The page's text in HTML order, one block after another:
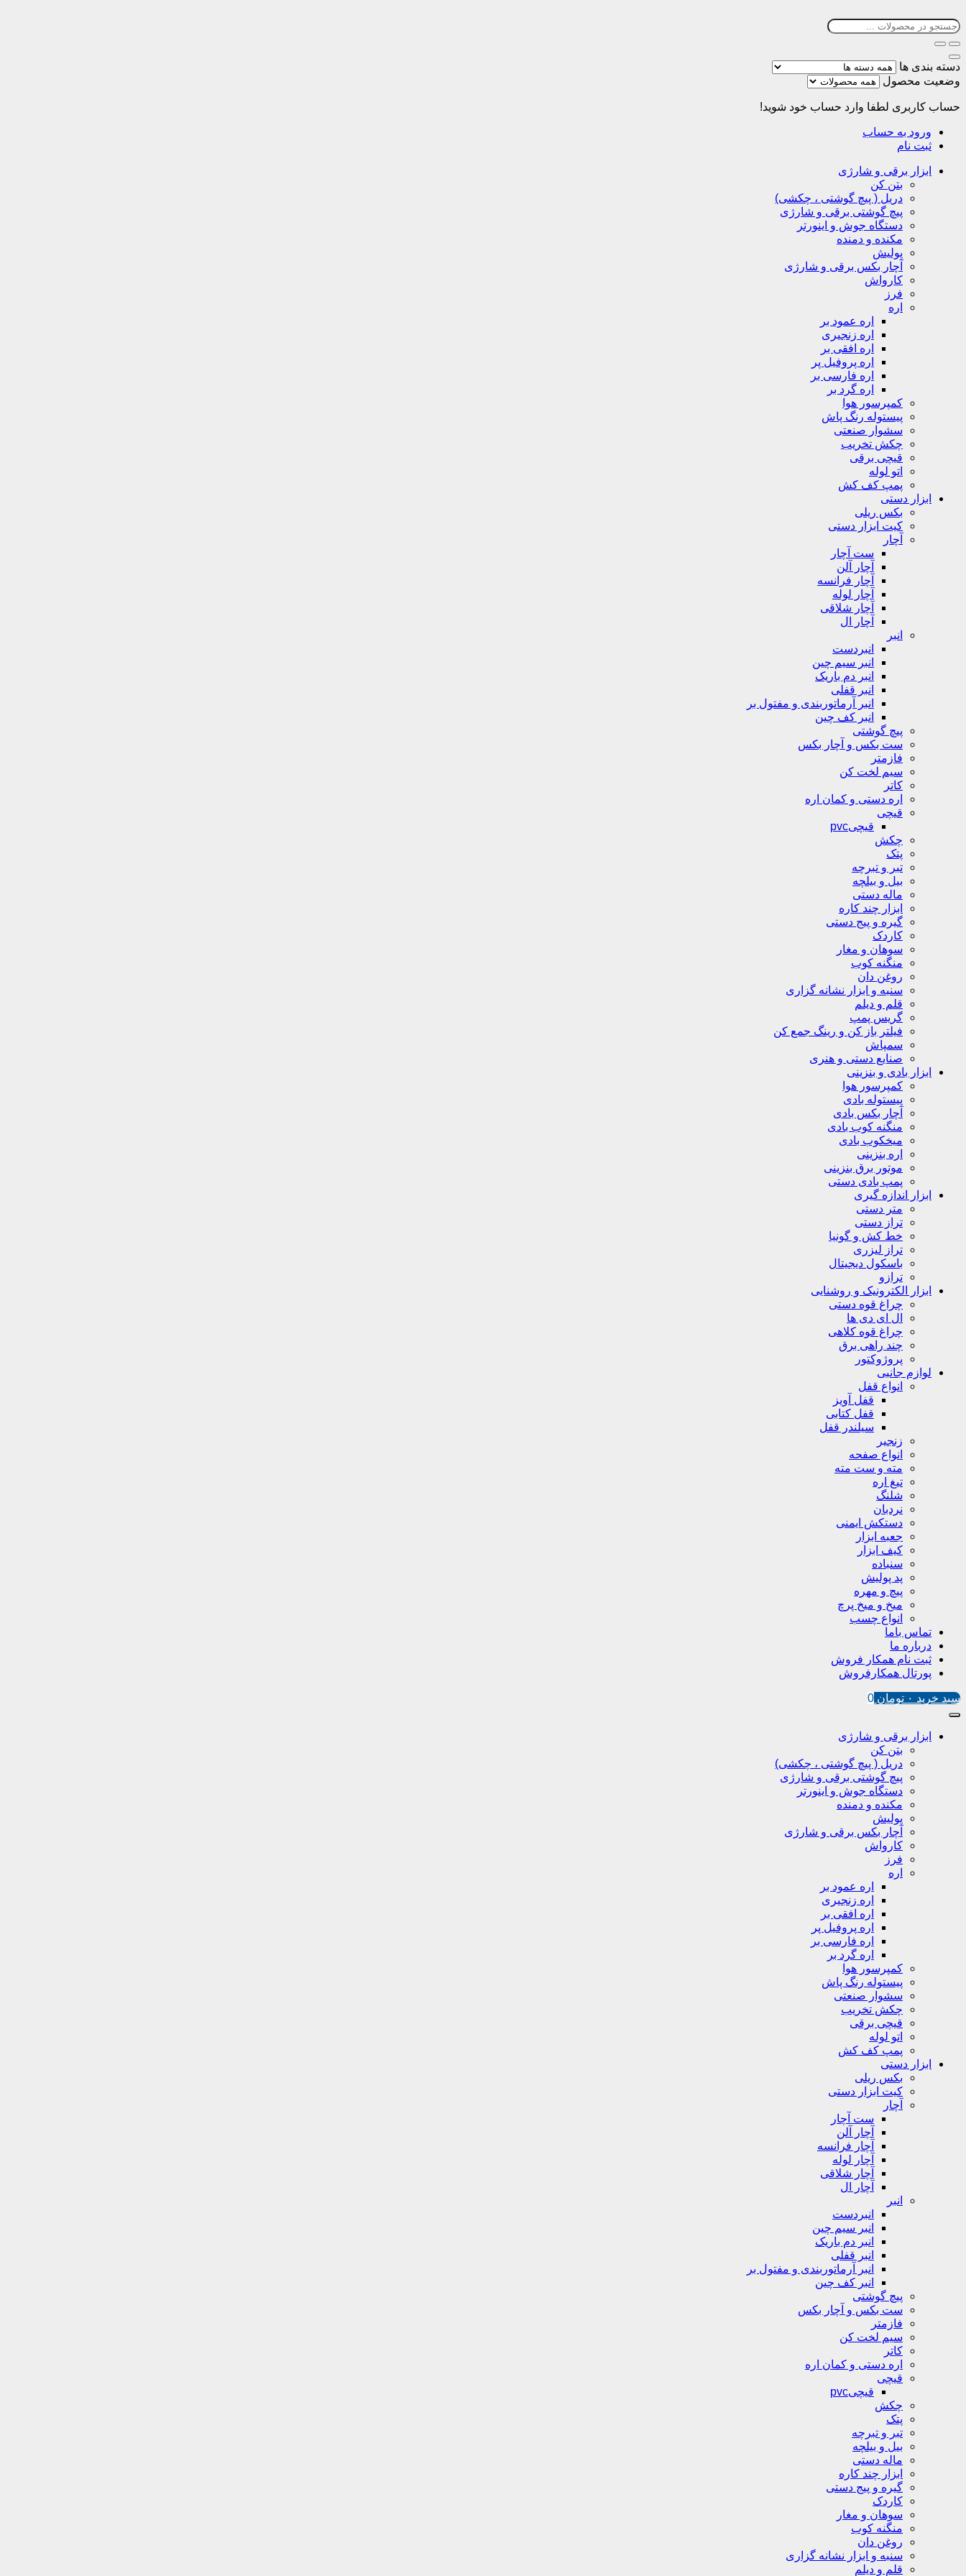
دسته بندی ها
وضعیت محصول
حساب کاربری لطفا وارد حساب خود شوید!
ورود به حساب
ثبت نام
ابزار برقی و شارژی
بتن کن
دریل ( پیچ گوشتی ، چکشی)
پیچ گوشتی برقی و شارژی
دستگاه جوش و اینورتر
مکنده و دمنده
پولیش
آچار بکس برقی و شارژی
کارواش
فرز
اره
اره عمود بر
اره زنجیری
اره افقی بر
اره پروفیل پر
اره فارسی بر
اره گرد بر
کمپرسور هوا
پیستوله رنگ پاش
سشوار صنعتی
چکش تخریب
قیچی برقی
اتو لوله
پمپ کف کش
ابزار دستی
بکس ریلی
کیت ابزار دستی
آچار
ست آچار
آچار آلن
آچار فرانسه
آچار لوله
آچار شلاقی
آچار ال
انبر
انبردست
انبر سیم چین
انبر دم باریک
انبر قفلی
انبر آرماتوربندی و مفتول بر
انبر کف چین
پیچ گوشتی
ست بکس و آچار بکس
فازمتر
سیم لخت کن
کاتر
اره دستی و کمان اره
قیچی
قیچیpvc
چکش
پتک
تبر و تبرچه
بیل و بیلچه
ماله دستی
ابزار چند کاره
گیره و پیج دستی
کاردک
سوهان و مغار
منگنه کوب
روغن دان
سنبه و ابزار نشانه گزاری
قلم و دیلم
گریس پمپ
فیلتر باز کن و رینگ جمع کن
سمپاش
صنایع دستی و هنری
ابزار بادی و بنزینی
کمپرسور هوا
پیستوله بادی
آچار بکس بادی
منگنه کوب بادی
میخکوب بادی
اره بنزینی
موتور برق بنزینی
پمپ بادی دستی
ابزار اندازه گیری
متر دستی
تراز دستی
خط کش و گونیا
تراز لیزری
باسکول دیجیتال
ترازو
ابزار الکترونیک و روشنایی
چراغ قوه دستی
ال ای دی ها
چراغ قوه کلاهی
چند راهی برق
پروژوکتور
لوازم جانبی
انواع قفل
قفل آویز
قفل کتابی
سیلندر قفل
زنجیر
انواع صفحه
مته و ست مته
تیغ اره
شلنگ
نردبان
دستکش ایمنی
جعبه ابزار
کیف ابزار
سنباده
پد پولیش
پیچ و مهره
میخ و میخ پرچ
انواع چسب
تماس باما
درباره ما
ثبت نام همکار فروش
پورتال همکارفروش
سبد خرید ۰ تومان 0
ابزار برقی و شارژی
بتن کن
دریل ( پیچ گوشتی ، چکشی)
پیچ گوشتی برقی و شارژی
دستگاه جوش و اینورتر
مکنده و دمنده
پولیش
آچار بکس برقی و شارژی
کارواش
فرز
اره
اره عمود بر
اره زنجیری
اره افقی بر
اره پروفیل پر
اره فارسی بر
اره گرد بر
کمپرسور هوا
پیستوله رنگ پاش
سشوار صنعتی
چکش تخریب
قیچی برقی
اتو لوله
پمپ کف کش
ابزار دستی
بکس ریلی
کیت ابزار دستی
آچار
ست آچار
آچار آلن
آچار فرانسه
آچار لوله
آچار شلاقی
آچار ال
انبر
انبردست
انبر سیم چین
انبر دم باریک
انبر قفلی
انبر آرماتوربندی و مفتول بر
انبر کف چین
پیچ گوشتی
ست بکس و آچار بکس
فازمتر
سیم لخت کن
کاتر
اره دستی و کمان اره
قیچی
قیچیpvc
چکش
پتک
تبر و تبرچه
بیل و بیلچه
ماله دستی
ابزار چند کاره
گیره و پیج دستی
کاردک
سوهان و مغار
منگنه کوب
روغن دان
سنبه و ابزار نشانه گزاری
قلم و دیلم